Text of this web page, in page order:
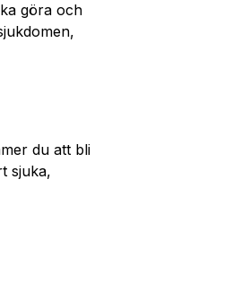
göra och
du att bli
sjuka,